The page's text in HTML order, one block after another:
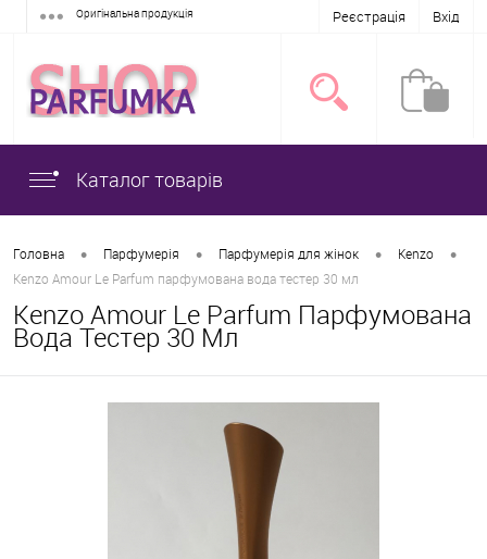
Оригінальна продукція Реєстрація Вхід
Каталог товарів
Головна • Парфумерія • Парфумерія для жінок • Kenzo •
Kenzo Amour Le Parfum парфумована вода тестер 30 мл
Kenzo Amour Le Parfum Парфумована
Вода Тестер 30 Мл